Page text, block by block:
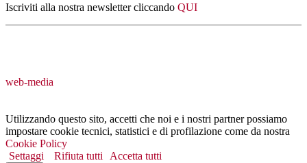
Iscriviti alla nostra newsletter cliccando QUI
web-media
Utilizzando questo sito, accetti che noi e i nostri partner possiamo
impostare cookie tecnici, statistici e di profilazione come da nostra
Cookie Policy
Settaggi
Rifiuta tutti Accetta tutti